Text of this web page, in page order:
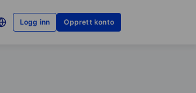
Logg inn Opprett konto